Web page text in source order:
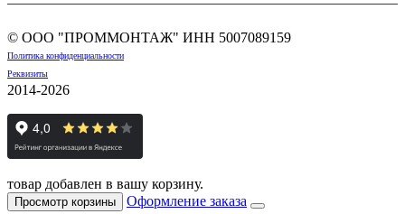
© ООО "ПРОММОНТАЖ" ИНН 5007089159
Политика конфиденциальности
Реквизиты
2014-2026
товар добавлен в вашу корзину.
Просмотр корзины Оформление заказа